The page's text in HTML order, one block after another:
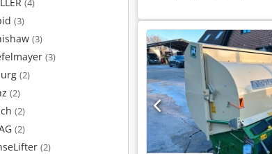
(4)
(3)
(3)
(3)
(2)
(2)
(2)
(2)
(2)